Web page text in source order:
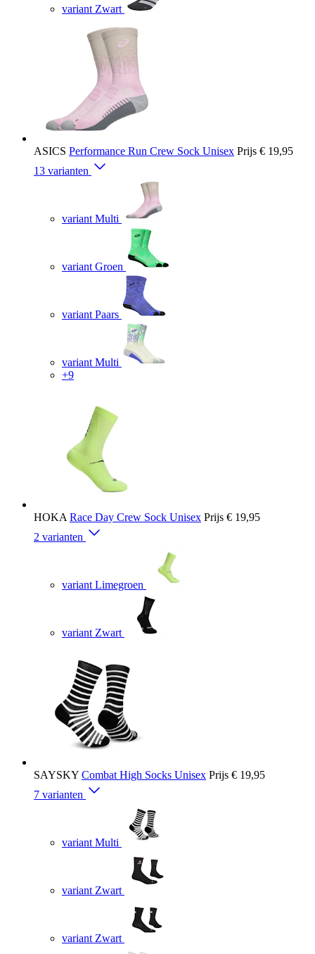
variant Zwart
ASICS Performance Run Crew Sock Unisex Prijs € 19,95
13 varianten
variant Multi
variant Groen
variant Paars
variant Multi
+9
HOKA Race Day Crew Sock Unisex Prijs € 19,95
2 varianten
variant Limegroen
variant Zwart
SAYSKY Combat High Socks Unisex Prijs € 19,95
7 varianten
variant Multi
variant Zwart
variant Zwart